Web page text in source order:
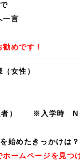
一言
めです！
女性）
者） ※入学時 Nク
始めたきっかけは？
ームページを見つ